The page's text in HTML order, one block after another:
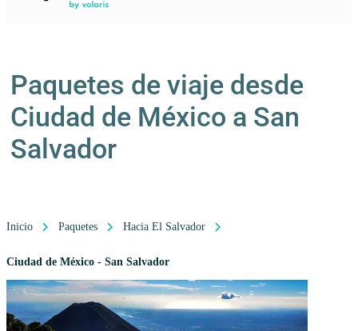
Paquetes de viaje desde
Ciudad de México a San
Salvador
Inicio Paquetes Hacia El Salvador
Ciudad de México - San Salvador